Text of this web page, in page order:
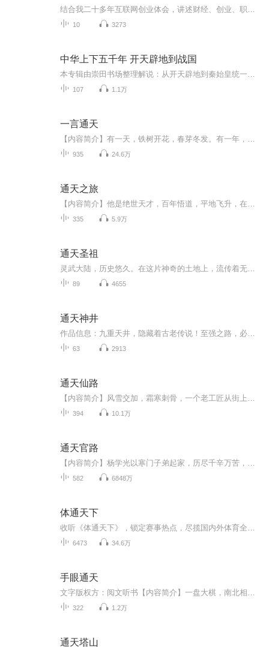
10 3273
中华上下五千年 开天辟地到战国
107 1.1万
一言通天
935 24.6万
通天之旅
335 5.9万
通天圣祖
89 4655
通天神井
63 2913
通天仙路
394 10.1万
通天官路
582 6848万
体通天下
6473 34.6万
手眼通天
322 1.2万
通天塔山